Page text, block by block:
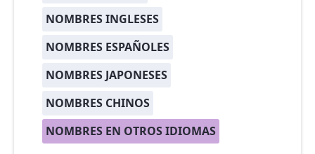
NOMBRES INGLESES
NOMBRES ESPAÑOLES
NOMBRES JAPONESES
NOMBRES CHINOS
NOMBRES EN OTROS IDIOMAS